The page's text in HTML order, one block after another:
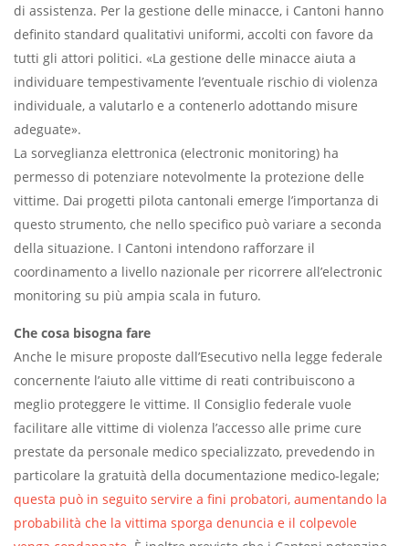
di assistenza. Per la gestione delle minacce, i Cantoni hanno
definito standard qualitativi uniformi, accolti con favore da
tutti gli attori politici. «La gestione delle minacce aiuta a
individuare tempestivamente l’eventuale rischio di violenza
individuale, a valutarlo e a contenerlo adottando misure
adeguate».
La sorveglianza elettronica (electronic monitoring) ha
permesso di potenziare notevolmente la protezione delle
vittime. Dai progetti pilota cantonali emerge l’importanza di
questo strumento, che nello specifico può variare a seconda
della situazione. I Cantoni intendono rafforzare il
coordinamento a livello nazionale per ricorrere all’electronic
monitoring su più ampia scala in futuro.
Che cosa bisogna fare
Anche le misure proposte dall’Esecutivo nella legge federale
concernente l’aiuto alle vittime di reati contribuiscono a
meglio proteggere le vittime. Il Consiglio federale vuole
facilitare alle vittime di violenza l’accesso alle prime cure
prestate da personale medico specializzato, prevedendo in
particolare la gratuità della documentazione medico-legale;
questa può in seguito servire a fini probatori, aumentando la
probabilità che la vittima sporga denuncia e il colpevole